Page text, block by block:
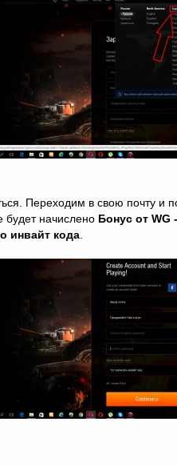
Переходим в свою почту и
будет начислено Бонус от WG
инвайт кода